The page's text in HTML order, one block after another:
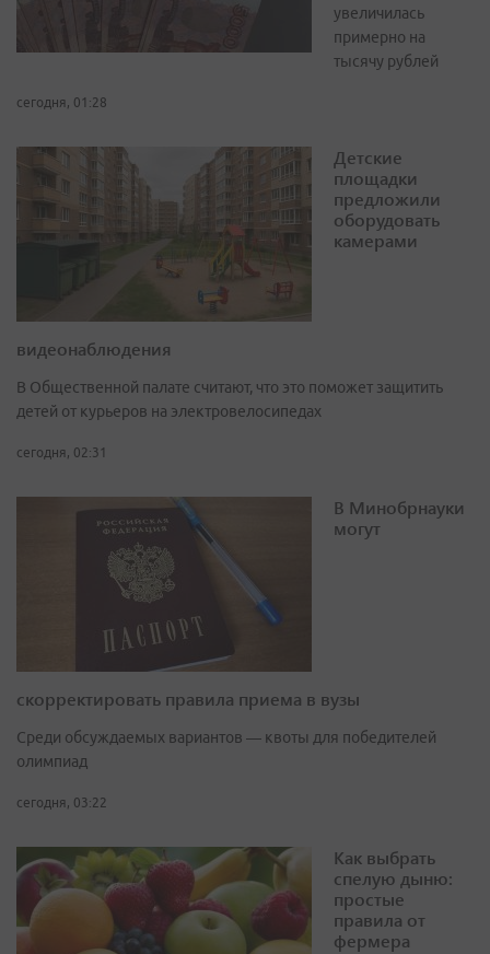
увеличилась
примерно на
тысячу рублей
сегодня, 01:28
Детские
площадки
предложили
оборудовать
камерами
видеонаблюдения
В Общественной палате считают, что это поможет защитить
детей от курьеров на электровелосипедах
сегодня, 02:31
В Минобрнауки
могут
скорректировать правила приема в вузы
Среди обсуждаемых вариантов — квоты для победителей
олимпиад
сегодня, 03:22
Как выбрать
спелую дыню:
простые
правила от
фермера